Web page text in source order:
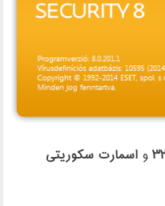
واسمارت سکوریتی